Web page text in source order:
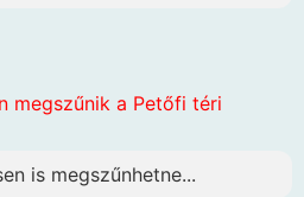
megszűnik a Petőfi téri
is megszűnhetne...